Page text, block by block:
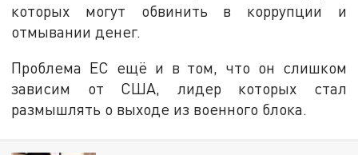
которых могут обвинить в коррупции и
отмывании денег.
Проблема ЕС ещё и в том, что он слишком
зависим от США, лидер которых стал
размышлять о выходе из военного блока.